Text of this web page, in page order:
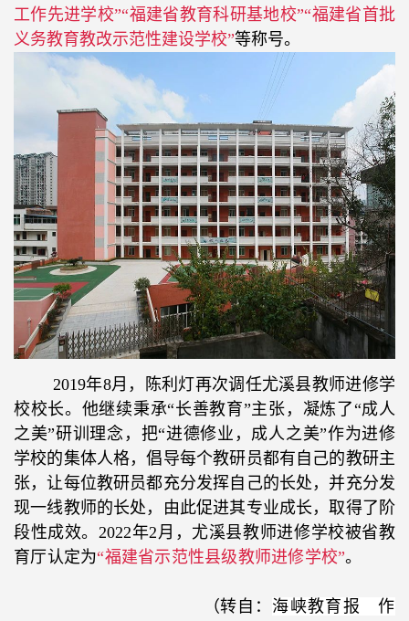
工作先进学校”“福建省教育科研基地校”“福建省首批
义务教育教改示范性建设学校”等称号。
2019年8月，陈利灯再次调任尤溪县教师进修学
校校长。他继续秉承“长善教育”主张，凝炼了“成人
之美”研训理念，把“进德修业，成人之美”作为进修
学校的集体人格，倡导每个教研员都有自己的教研主
张，让每位教研员都充分发挥自己的长处，并充分发
现一线教师的长处，由此促进其专业成长，取得了阶
段性成效。2022年2月，尤溪县教师进修学校被省教
育厅认定为“福建省示范性县级教师进修学校”。
（转自： 海峡教育报 作